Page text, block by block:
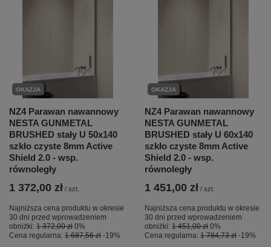
OKAZJA
NZ4 Parawan nawannowy
NESTA GUNMETAL
BRUSHED stały U 50x140
szkło czyste 8mm Active
Shield 2.0 - wsp.
równoległy
1 372,00 zł / szt.
Najniższa cena produktu w okresie
30 dni przed wprowadzeniem
obniżki: 1 372,00 zł 0%
Cena regularna: 1 687,56 zł -19%
OKAZJA
NZ4 Parawan nawannowy
NESTA GUNMETAL
BRUSHED stały U 60x140
szkło czyste 8mm Active
Shield 2.0 - wsp.
równoległy
1 451,00 zł / szt.
Najniższa cena produktu w okresie
30 dni przed wprowadzeniem
obniżki: 1 451,00 zł 0%
Cena regularna: 1 784,73 zł -19%